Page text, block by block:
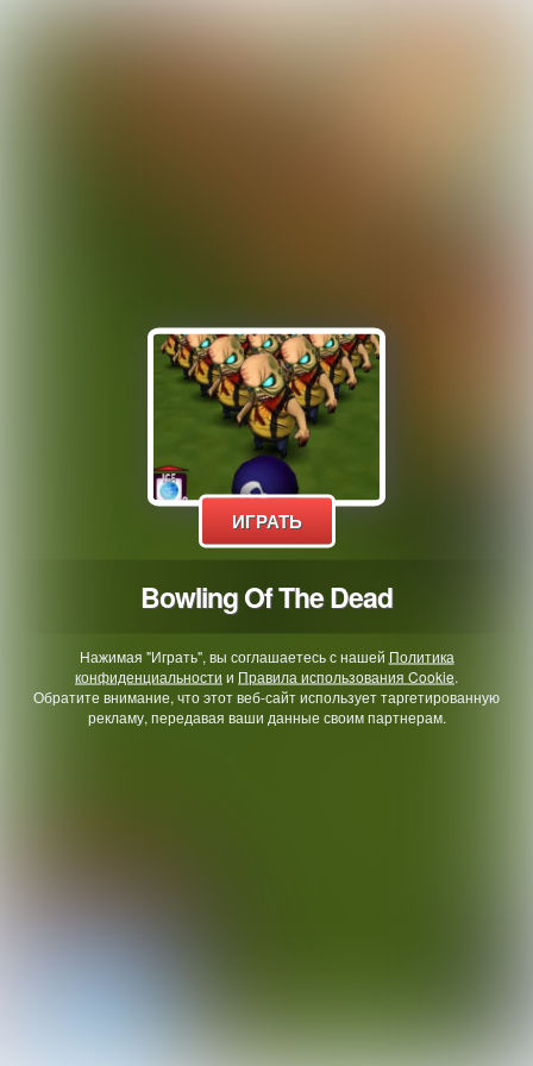
ИГРАТЬ
Bowling Of The Dead
Нажимая "Играть", вы соглашаетесь с нашей Политика
конфиденциальности и Правила использования Cookie.
Обратите внимание, что этот веб-сайт использует таргетированную
рекламу, передавая ваши данные своим партнерам.